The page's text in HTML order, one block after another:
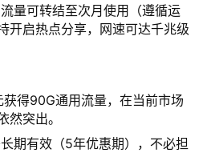
量可转结至次月使用（遵循运
开启热点分享，网速可达千兆级
获得90G通用流量，在当前市场
然突出。
期有效（5年优惠期），不必担